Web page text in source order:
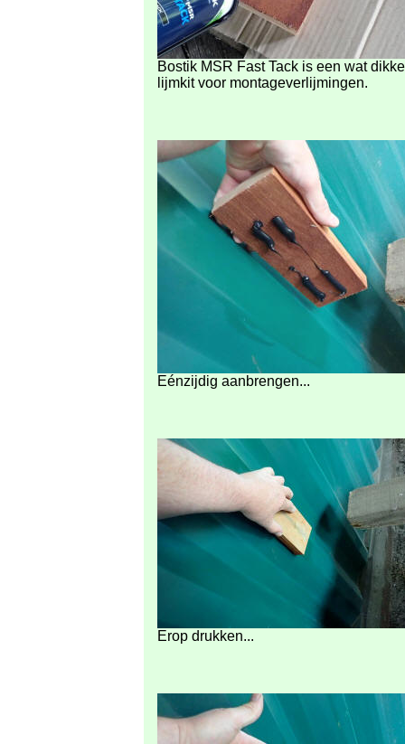
Bostik MSR Fast Tack is een wat
lijmkit voor montageverlijmingen.
Eénzijdig aanbrengen...
Erop drukken...